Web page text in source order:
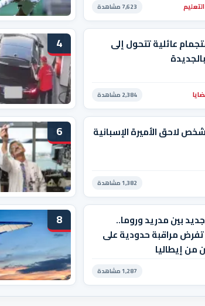
7,623 مشاهدة
عائلية تتحول إلى
2,384 مشاهدة
4
لاحق الأميرة الإسبانية
1,382 مشاهدة
6
بين مدريد وروما..
تفرض مراقبة حدودية على
من إيطاليا
1,287 مشاهدة
8